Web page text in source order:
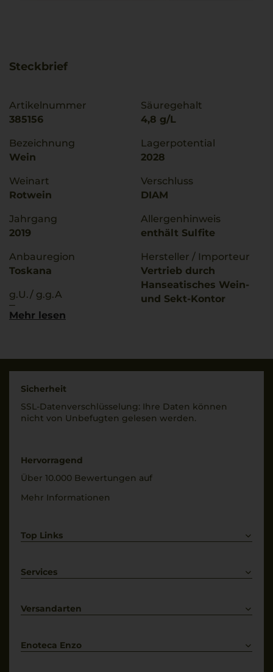
Steckbrief
Artikelnummer
385156
Bezeichnung
Wein
Weinart
Rotwein
Jahrgang
2019
Anbauregion
Toskana
g.U./ g.g.A
Toscana
30% Merlot
Trinktemperatur
Alkoholgehalt
Restsüße
9,5 g/L
Säuregehalt
4,8 g/L
Lagerpotential
2028
Verschluss
DIAM
Allergenhinweis
enthält Sulfite
Hersteller / Importeur
Vertrieb durch
Hanseatisches Wein-
und Sekt-Kontor
Füllmenge
Mehr lesen
Sicherheit
SSL-Daten­verschlüs­selung: Ihre Daten können
nicht von Unbe­fugten gelesen werden.
Hervorragend
Über 10.000 Bewertungen auf
Mehr Informationen
Top Links
Weißwein
Services
Kontakt
Versandarten
Enoteca Enzo